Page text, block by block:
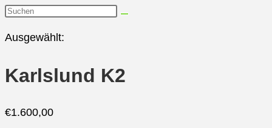
Diese
durchsuchen
Ausgewählt:
Karlslund K2
€1.600,00